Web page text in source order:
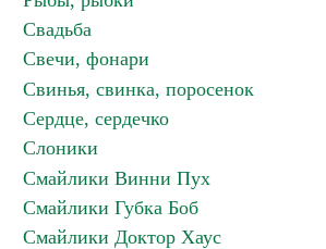
Свадьба
Свечи, фонари
Свинья, свинка, поросенок
Сердце, сердечко
Слоники
Смайлики Винни Пух
Смайлики Губка Боб
Смайлики Доктор Хаус